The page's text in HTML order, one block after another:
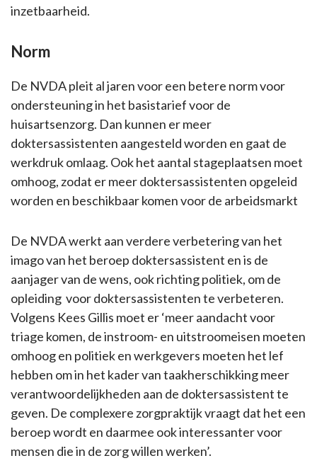
inzetbaarheid.
Norm
De NVDA pleit al jaren voor een betere norm voor
ondersteuning in het basistarief voor de
huisartsenzorg. Dan kunnen er meer
doktersassistenten aangesteld worden en gaat de
werkdruk omlaag. Ook het aantal stageplaatsen moet
omhoog, zodat er meer doktersassistenten opgeleid
worden en beschikbaar komen voor de arbeidsmarkt
De NVDA werkt aan verdere verbetering van het
imago van het beroep doktersassistent en is de
aanjager van de wens, ook richting politiek, om de
opleiding voor doktersassistenten te verbeteren.
Volgens Kees Gillis moet er ‘meer aandacht voor
triage komen, de instroom- en uitstroomeisen moeten
omhoog en politiek en werkgevers moeten het lef
hebben om in het kader van taakherschikking meer
verantwoordelijkheden aan de doktersassistent te
geven. De complexere zorgpraktijk vraagt dat het een
beroep wordt en daarmee ook interessanter voor
mensen die in de zorg willen werken’.